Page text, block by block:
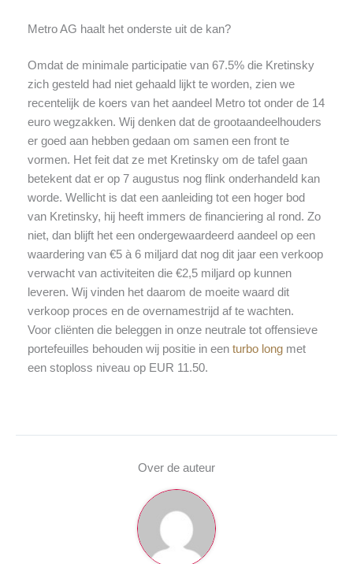
Metro AG haalt het onderste uit de kan?
Omdat de minimale participatie van 67.5% die Kretinsky
zich gesteld had niet gehaald lijkt te worden, zien we
recentelijk de koers van het aandeel Metro tot onder de 14
euro wegzakken. Wij denken dat de grootaandeelhouders
er goed aan hebben gedaan om samen een front te
vormen. Het feit dat ze met Kretinsky om de tafel gaan
betekent dat er op 7 augustus nog flink onderhandeld kan
worde. Wellicht is dat een aanleiding tot een hoger bod
van Kretinsky, hij heeft immers de financiering al rond. Zo
niet, dan blijft het een ondergewaardeerd aandeel op een
waardering van €5 à 6 miljard dat nog dit jaar een verkoop
verwacht van activiteiten die €2,5 miljard op kunnen
leveren. Wij vinden het daarom de moeite waard dit
verkoop proces en de overnamestrijd af te wachten.
Voor cliënten die beleggen in onze neutrale tot offensieve
portefeuilles behouden wij positie in een turbo longmet
een stoploss niveau op EUR 11.50.
Over de auteur